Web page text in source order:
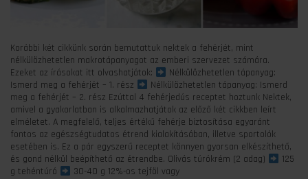
Korábbi két cikkünk során bemutattuk nektek a fehérjét, mint
nélkülözhetetlen makrotápanyagot az emberi szervezet számára.
Ezeket az írásokat itt olvashatjátok:
Nélkülözhetetlen tápanyag:
Ismerd meg a fehérjét – 1. rész
Nélkülözhetetlen tápanyag: Ismerd
meg a fehérjét – 2. rész Ezúttal 4 fehérjedús receptet hoztunk Nektek,
amivel a gyakorlatban is alkalmazhatjátok az előző két cikkben leírt
elméletet. A megfelelő, teljes értékű fehérje biztosítása egyaránt
fontos az egészségtudatos étrend kialakításában, illetve sportolók
esetében is. Ez a pár egyszerű receptet könnyen gyorsan elkészíthető,
és gond nélkül beépíthető az étrendbe. Olivás túrókrém (2 adag)
125
g tehéntúró
30-40 g 12%-os tejföl vagy